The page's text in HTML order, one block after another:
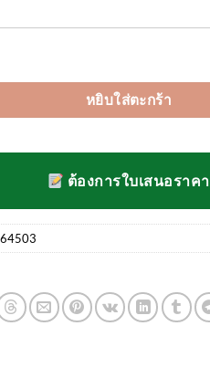
หยิบใส่ตะกร้า
ต้องการใบเสนอราคา